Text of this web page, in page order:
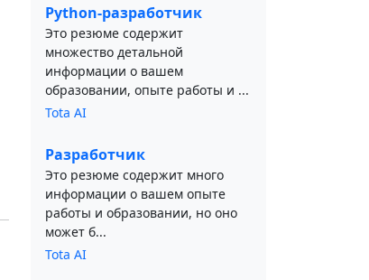
Python-разработчик
Это резюме содержит
множество детальной
информации о вашем
образовании, опыте работы и ...
Tota AI
Разработчик
Это резюме содержит много
информации о вашем опыте
работы и образовании, но оно
может б...
Tota AI